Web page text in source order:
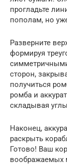
прогладьте
пополам, но
Разверните
формируя
сторон,
получиться
ромба и
складывая
Наконец,
раскрыть
Готово! Ваш
воображаемых